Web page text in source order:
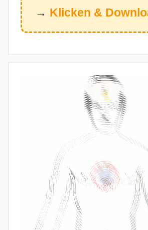
→ Klicken &